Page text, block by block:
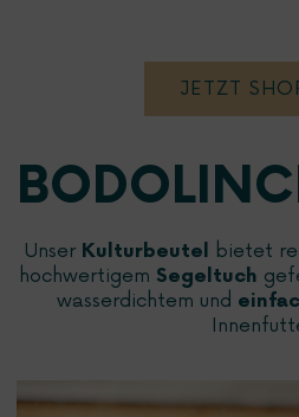
JETZT
Unser Kulturbeutel bietet
hochwertigem Segeltuch
wasserdichtem und